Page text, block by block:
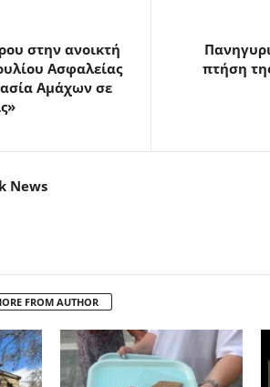
στην ανοικτή
Ασφαλείας
Αμάχων σε
πτήση
News
FROM AUTHOR